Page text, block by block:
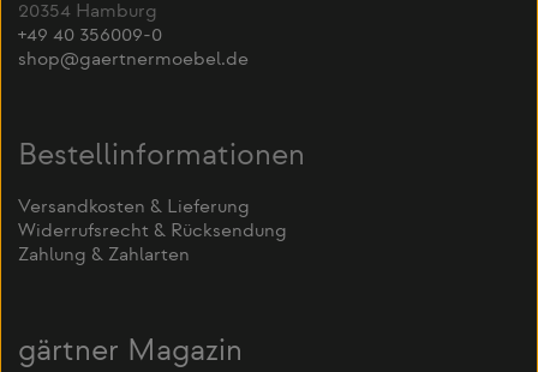
20354 Hamburg
+49 40 356009-0
shop@gaertnermoebel.de
Bestellinformationen
Versandkosten & Lieferung
Widerrufsrecht & Rücksendung
Zahlung & Zahlarten
gärtner Magazin